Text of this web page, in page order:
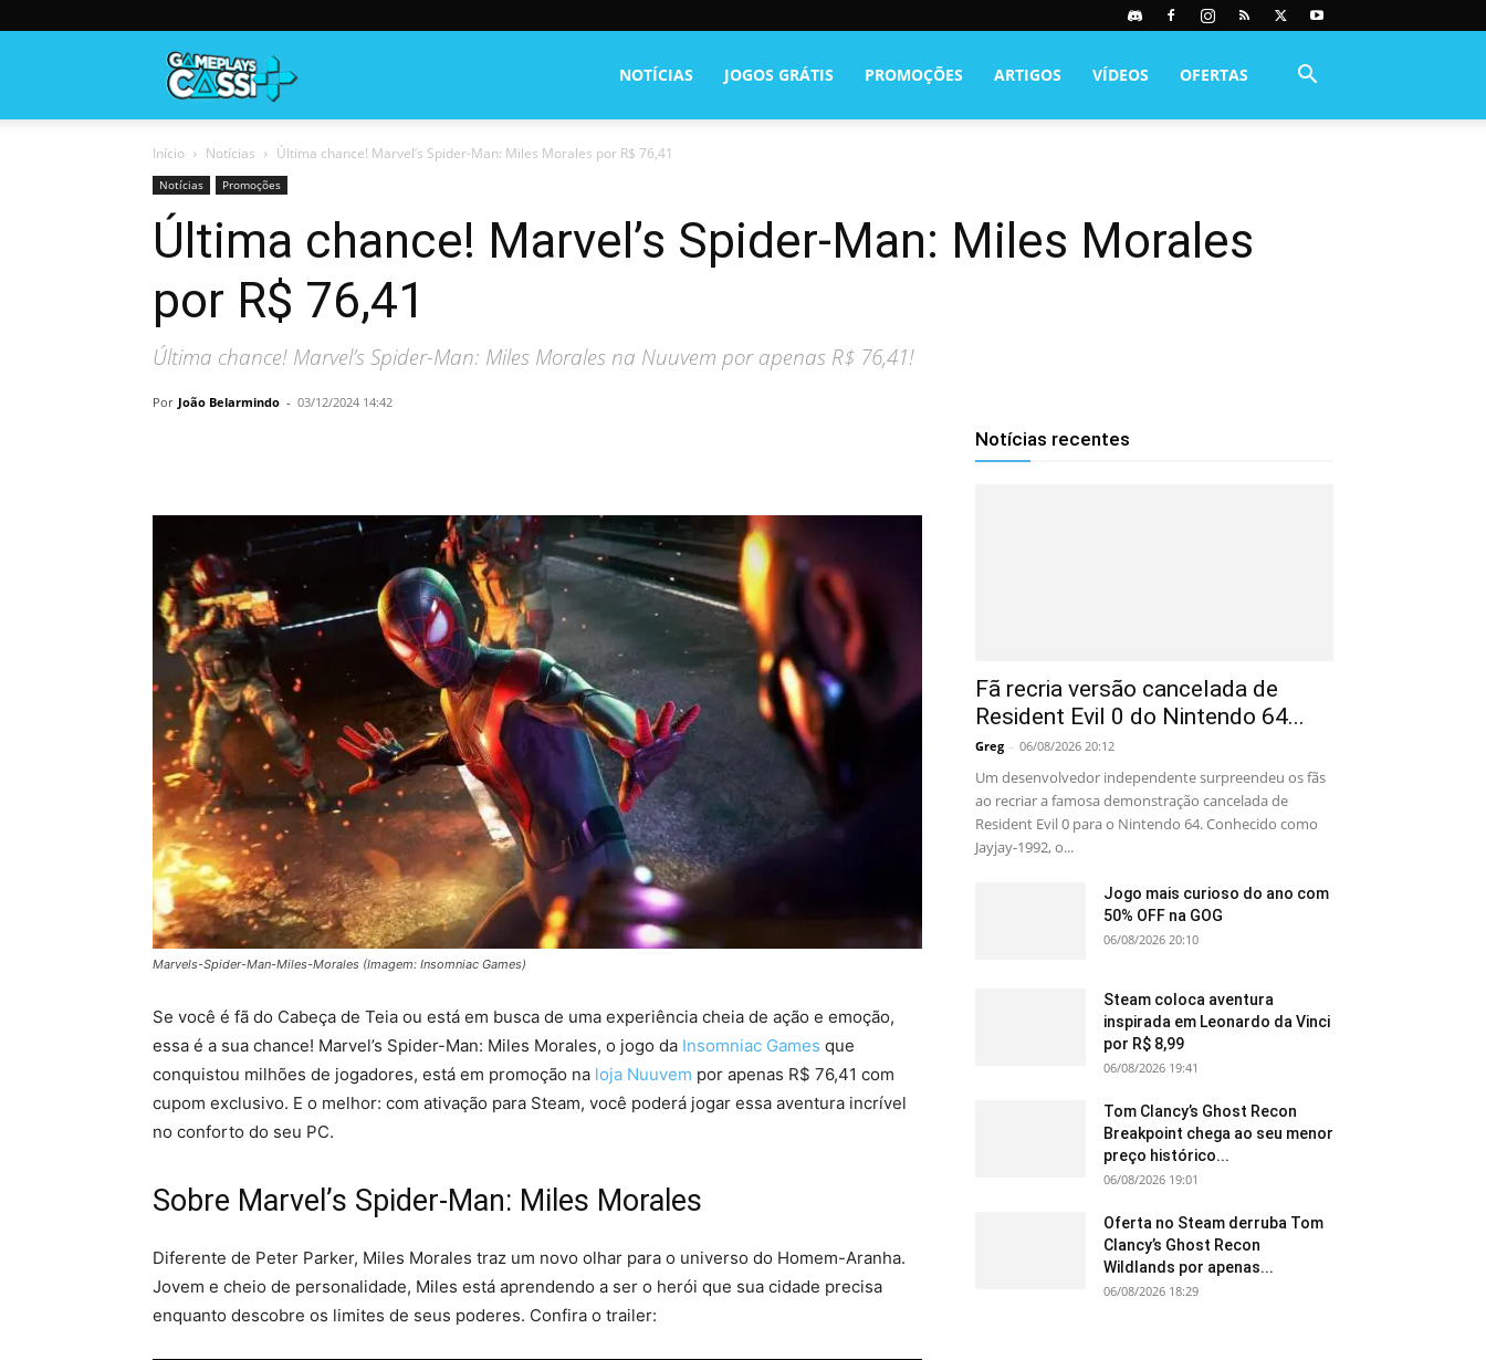
NOTÍCIAS JOGOS GRÁTIS PROMOÇÕES ARTIGOS VÍDEOS OFERTAS
Início Notícias Última chance! Marvel’s Spider-Man: Miles Morales por R$ 76,41
Notícias Promoções
Última chance! Marvel’s Spider-Man: Miles Morales
por R$ 76,41
Última chance! Marvel’s Spider-Man: Miles Morales na Nuuvem por apenas R$ 76,41!
Por João Belarmindo - 03/12/2024 14:42
Marvels-Spider-Man-Miles-Morales (Imagem: Insomniac Games)
Se você é fã do Cabeça de Teia ou está em busca de uma experiência cheia de ação e emoção,
essa é a sua chance! Marvel’s Spider-Man: Miles Morales, o jogo da Insomniac Games que
conquistou milhões de jogadores, está em promoção na loja Nuuvem por apenas R$ 76,41 com
cupom exclusivo. E o melhor: com ativação para Steam, você poderá jogar essa aventura incrível
no conforto do seu PC.
Sobre Marvel’s Spider-Man: Miles Morales
Diferente de Peter Parker, Miles Morales traz um novo olhar para o universo do Homem-Aranha.
Jovem e cheio de personalidade, Miles está aprendendo a ser o herói que sua cidade precisa
enquanto descobre os limites de seus poderes. Confira o trailer:
Notícias recentes
Fã recria versão cancelada de
Resident Evil 0 do Nintendo 64...
Greg - 06/08/2026 20:12
Um desenvolvedor independente surpreendeu os fãs
ao recriar a famosa demonstração cancelada de
Resident Evil 0 para o Nintendo 64. Conhecido como
Jayjay-1992, o...
Jogo mais curioso do ano com
50% OFF na GOG
06/08/2026 20:10
Steam coloca aventura
inspirada em Leonardo da Vinci
por R$ 8,99
06/08/2026 19:41
Tom Clancy’s Ghost Recon
Breakpoint chega ao seu menor
preço histórico...
06/08/2026 19:01
Oferta no Steam derruba Tom
Clancy’s Ghost Recon
Wildlands por apenas...
06/08/2026 18:29